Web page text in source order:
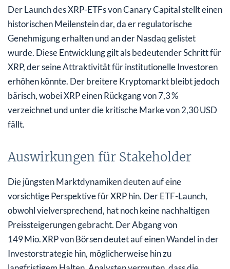
Der Launch des XRP-ETFs von Canary Capital stellt einen
historischen Meilenstein dar, da er regulatorische
Genehmigung erhalten und an der Nasdaq gelistet
wurde. Diese Entwicklung gilt als bedeutender Schritt für
XRP, der seine Attraktivität für institutionelle Investoren
erhöhen könnte. Der breitere Kryptomarkt bleibt jedoch
bärisch, wobei XRP einen Rückgang von 7,3 %
verzeichnet und unter die kritische Marke von 2,30 USD
fällt.
Auswirkungen für Stakeholder
Die jüngsten Marktdynamiken deuten auf eine
vorsichtige Perspektive für XRP hin. Der ETF-Launch,
obwohl vielversprechend, hat noch keine nachhaltigen
Preissteigerungen gebracht. Der Abgang von
149 Mio. XRP von Börsen deutet auf einen Wandel in der
Investorstrategie hin, möglicherweise hin zu